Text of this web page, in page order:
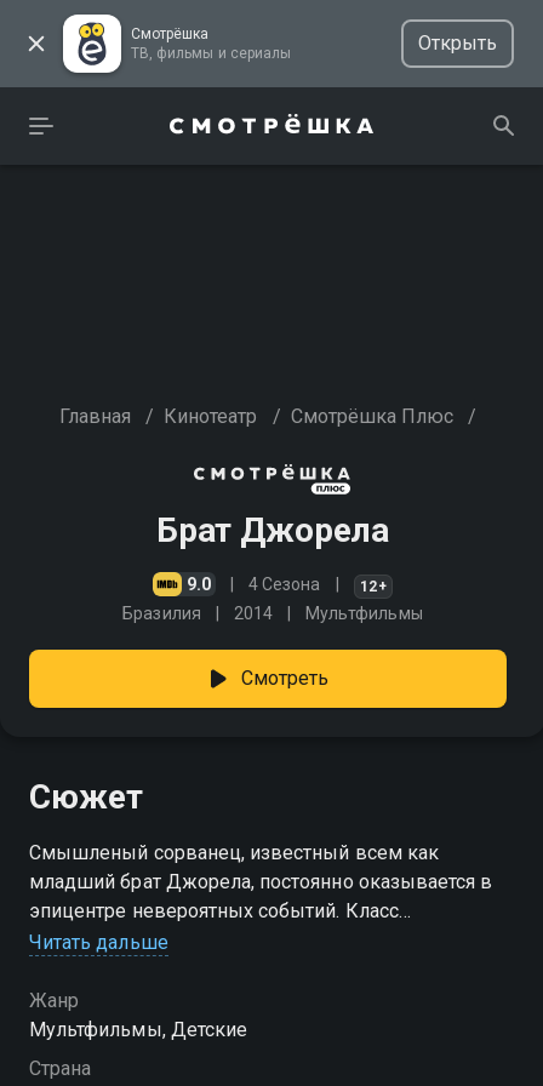
Смотрёшка
ТВ, фильмы и сериалы
Открыть
Главная / Кинотеатр / Смотрёшка Плюс /
Брат Джорела
9.0 4 Сезона 12+
Бразилия 2014 Мультфильмы
Смотреть
Сюжет
Смышленый сорванец, известный всем как
младший брат Джорела, постоянно оказывается в
эпицентре невероятных событий. Класс
превращается в лабораторию, улица — в пиратский
ни появился шустрый озорник, там возникают
причудливые замыслы, будоражащие воображение
сокурсников, родственников, соседских зверюшек.
Читать дальше
Жанр
Мультфильмы, Детские
Страна